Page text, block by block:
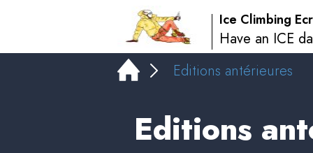
Ice Climbing
Have an ICE
Editions antérieures
Editions